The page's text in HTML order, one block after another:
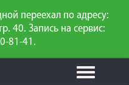
переехал по адресу:
40. Запись на сервис:
81-41.